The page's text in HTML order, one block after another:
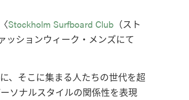
Stockholm Surfboard Club （スト
ッションウィーク・メンズにて
、そこに集まる人たちの世代を超
ソナルスタイルの関係性を表現